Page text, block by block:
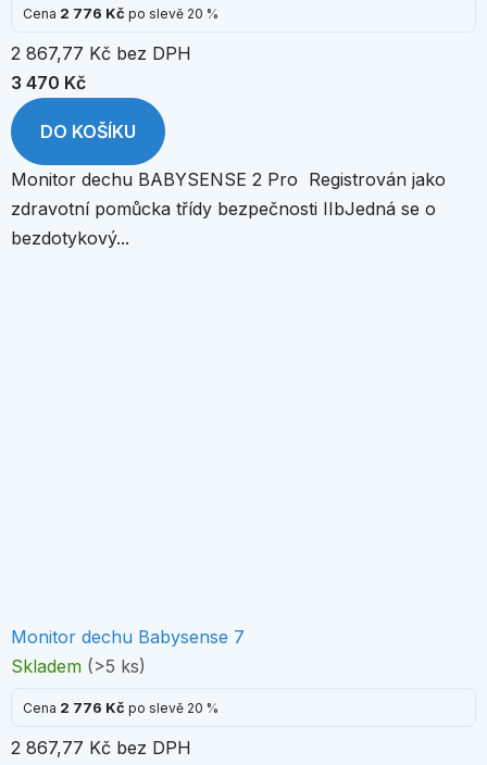
Cena 2 776 Kč po slevě 20 %
2 867,77 Kč bez DPH
3 470 Kč
DO KOŠÍKU
Monitor dechu BABYSENSE 2 Pro Registrován jako
zdravotní pomůcka třídy bezpečnosti IIbJedná se o
bezdotykový...
Monitor dechu Babysense 7
Skladem (>5 ks)
Cena 2 776 Kč po slevě 20 %
2 867,77 Kč bez DPH